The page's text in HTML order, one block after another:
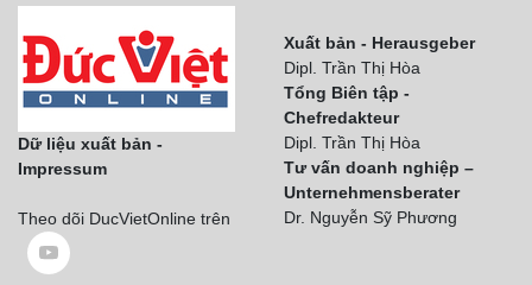
Dữ liệu xuất bản -
Impressum
Theo dõi DucVietOnline trên
Xuất bản - Herausgeber
Dipl. Trần Thị Hòa
Tổng Biên tập -
Chefredakteur
Dipl. Trần Thị Hòa
Tư vấn doanh nghiệp –
Unternehmensberater
Dr. Nguyễn Sỹ Phương